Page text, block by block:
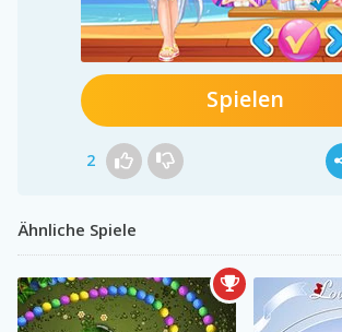
Spielen
2
Ähnliche Spiele